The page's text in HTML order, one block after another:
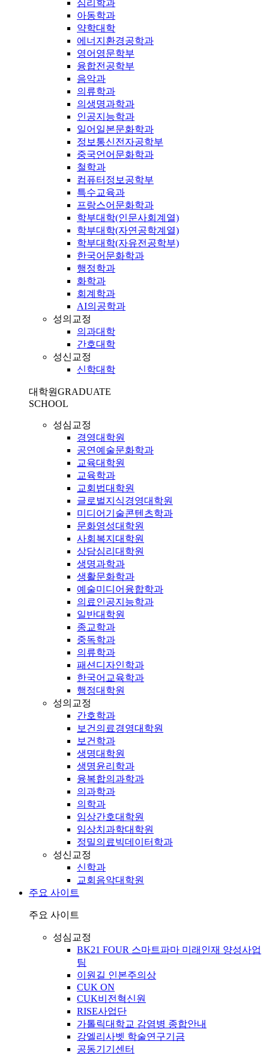
심리학과
아동학과
약학대학
에너지환경공학과
영어영문학부
융합전공학부
음악과
의류학과
의생명과학과
인공지능학과
일어일본문화학과
정보통신전자공학부
중국언어문화학과
철학과
컴퓨터정보공학부
특수교육과
프랑스어문화학과
학부대학(인문사회계열)
학부대학(자연공학계열)
학부대학(자유전공학부)
한국어문화학과
행정학과
화학과
회계학과
AI의공학과
성의교정
의과대학
간호대학
성신교정
신학대학
대학원GRADUATE
SCHOOL
성심교정
경영대학원
공연예술문화학과
교육대학원
교육학과
교회법대학원
글로벌지식경영대학원
미디어기술콘텐츠학과
문화영성대학원
사회복지대학원
상담심리대학원
생명과학과
생활문화학과
예술미디어융합학과
의료인공지능학과
일반대학원
종교학과
중독학과
의류학과
패션디자인학과
한국어교육학과
행정대학원
성의교정
간호학과
보건의료경영대학원
보건학과
생명대학원
생명윤리학과
융복합의과학과
의과학과
의학과
임상간호대학원
임상치과학대학원
정밀의료빅데이터학과
성신교정
신학과
교회음악대학원
주요 사이트
주요 사이트
성심교정
BK21 FOUR 스마트파마 미래인재 양성사업
팀
이원길 인본주의상
CUK ON
CUK비전혁신원
RISE사업단
가톨릭대학교 감염병 종합안내
강엘리사벳 학술연구기금
공동기기센터